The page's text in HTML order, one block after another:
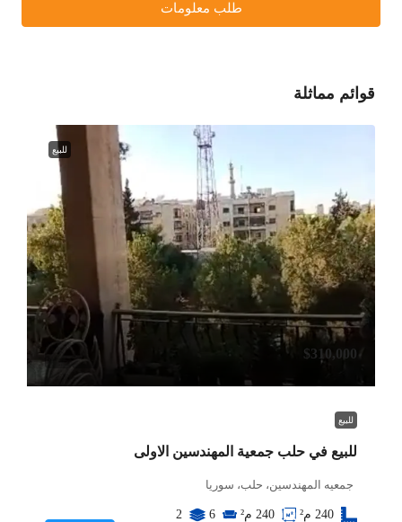
طلب معلومات
قوائم مماثلة
للبيع
$310,000
للبيع
للبيع في حلب جمعية المهندسين الاولى
جمعيه المهندسين، حلب، سوريا
240 م² 240 م² 6
2